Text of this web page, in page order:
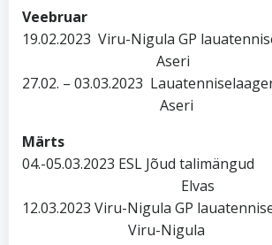
Veebruar
19.02.2023 Viru-Nigula GP
Aseri
27.02. – 03.03.2023
Aseri
Märts
04.-05.03.2023 ESL Jõud talimängud
Elvas
12.03.2023 Viru-Nigula GP
Viru-Nigula